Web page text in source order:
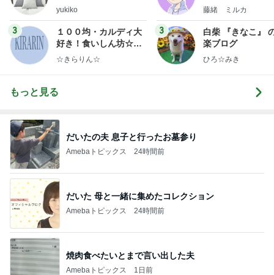
ep Life Simple◆〜イ
yukiko
3
１００均・カルディ大
好き！食いしん坊☆き
らりん☆のブログ
☆きらりん☆
藤緒 ミルカ
3
白柴 『きなこ』
楽ブログ
ひろ☆みき
もっと見る
だいたの夫 息子と行ったお墓参り
Amebaトピックス 24時間前
だいた 母と一緒に集めたコレクション
Amebaトピックス 24時間前
焼肉食べたいとまで言い出した夫
Amebaトピックス 1日前